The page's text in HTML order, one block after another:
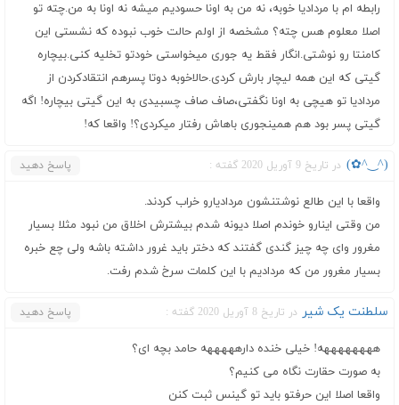
رابطه ام با مردادیا خوبه، نه من به اونا حسودیم میشه نه اونا به من.چته تو
اصلا معلوم هس چته؟ مشخصه از اولم حالت خوب نبوده که نشستی این
کامنتا رو نوشتی.انگار فقط یه جوری میخواستی خودتو تخلیه کنی.بیچاره
گیتی که این همه لیچار بارش کردی.حالاخوبه دوتا پسرهم انتقادکردن از
مردادیا تو هیچی به اونا نگفتی،صاف صاف چسبیدی به این گیتی بیچاره! اگه
گیتی پسر بود هم همینجوری باهاش رفتار میکردی؟! واقعا که!
در تاریخ 9 آوریل 2020 گفته : پاسخ دهید
واقعا با این طالع نوشتنشون مردادیارو خراب کردند.
من وقتی اینارو خوندم اصلا دیونه شدم بیشترش اخلاق من نبود مثلا بسیار
مغرور وای چه چیز گندی گفتند که دختر باید غرور داشته باشه ولی چع خبره
بسیار مغرور من که مردادیم با این کلمات سرخ شدم رفت.
سلطنت یک شیر در تاریخ 8 آوریل 2020 گفته : پاسخ دهید
ههههههههه! خیلی خنده دارهههههه حامد بچه ای؟
به صورت حقارت نگاه می کنیم؟
واقعا اصلا این حرفتو باید تو گینس ثبت کنن